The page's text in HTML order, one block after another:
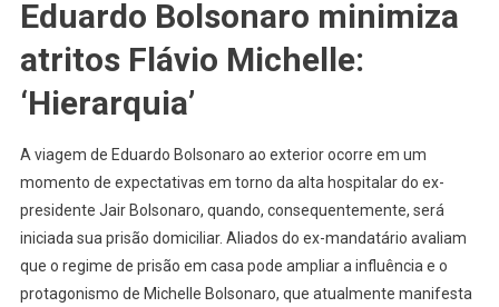
Eduardo Bolsonaro minimiza
atritos Flávio Michelle:
‘Hierarquia’
A viagem de Eduardo Bolsonaro ao exterior ocorre em um
momento de expectativas em torno da alta hospitalar do ex-
presidente Jair Bolsonaro, quando, consequentemente, será
iniciada sua prisão domiciliar. Aliados do ex-mandatário avaliam
que o regime de prisão em casa pode ampliar a influência e o
protagonismo de Michelle Bolsonaro, que atualmente manifesta